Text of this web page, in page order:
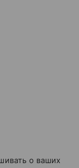
о ваших